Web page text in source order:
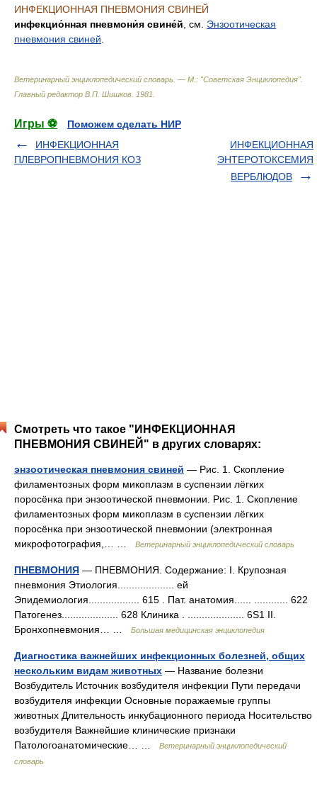
ИНФЕКЦИОННАЯ ПНЕВМОНИЯ СВИНЕЙ
инфекцио́нная пневмони́я свине́й , см. Энзоотическая
пневмония свиней
Ветеринарный энциклопедический словарь. — М.: "Советская Энциклопедия".
Главный редактор В.П. Шишков 1981
Игры ⚽
Поможем сделать НИР
ИНФЕКЦИОННАЯ
ПЛЕВРОПНЕВМОНИЯ КОЗ
ИНФЕКЦИОННАЯ
ЭНТЕРОТОКСЕМИЯ
ВЕРБЛЮДОВ
Смотреть что такое "ИНФЕКЦИОННАЯ
ПНЕВМОНИЯ СВИНЕЙ" в других словарях:
энзоотическая пневмония свиней — Рис. 1. Скопление
филаментозных форм микоплазм в суспензии лёгких
поросёнка при энзоотической пневмонии. Рис. 1. Скопление
филаментозных форм микоплазм в суспензии лёгких
поросёнка при энзоотической пневмонии (электронная
микрофотография,… …
Ветеринарный энциклопедический словарь
ПНЕВМОНИЯ — ПНЕВМОНИЯ. Содержание: I. Крупозная
пневмония Этиология.................... ей
Эпидемиология.................. 615 . Пат. анатомия...... ............ 622
Патогенез.................... 628 Клиника . .................... 6S1 II.
Бронхопневмония… …
Большая медицинская энциклопедия
Диагностика важнейших инфекционных болезней, общих
нескольким видам животных — Название болезни
Возбудитель Источник возбудителя инфекции Пути передачи
возбудителя инфекции Основные поражаемые группы
животных Длительность инкубационного периода Носительство
возбудителя Важнейшие клинические признаки
Патологоанатомические… …
Ветеринарный энциклопедический
словарь